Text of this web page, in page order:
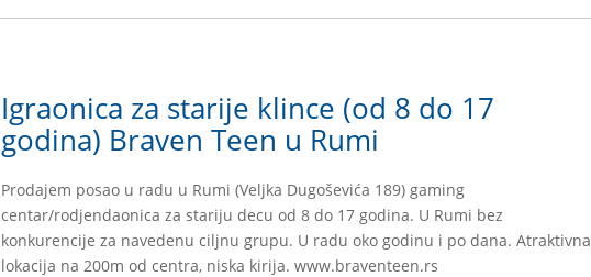
Igraonica za starije klince (od 8 do 17
godina) Braven Teen u Rumi
Prodajem posao u radu u Rumi (Veljka Dugoševića 189) gaming
centar/rodjendaonica za stariju decu od 8 do 17 godina. U Rumi bez
konkurencije za navedenu ciljnu grupu. U radu oko godinu i po dana. Atraktivna
lokacija na 200m od centra, niska kirija. www.braventeen.rs